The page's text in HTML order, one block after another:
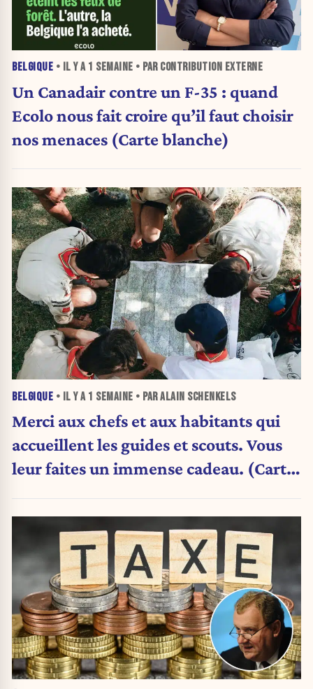
BELGIQUE • IL Y A 1 SEMAINE • PAR CONTRIBUTION EXTERNE
Un Canadair contre un F-35 : quand
Ecolo nous fait croire qu’il faut choisir
nos menaces (Carte blanche)
BELGIQUE • IL Y A 1 SEMAINE • PAR ALAIN SCHENKELS
Merci aux chefs et aux habitants qui
accueillent les guides et scouts. Vous
leur faites un immense cadeau. (Carte